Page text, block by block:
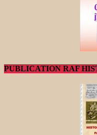
PUBLICATION RAF